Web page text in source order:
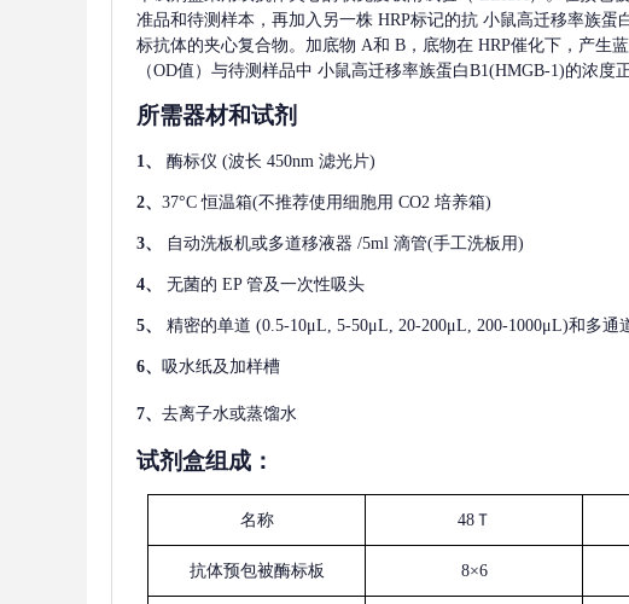
准品和待测样本，再加入另一株 HRP标记的抗 小鼠高迁移率族蛋
标抗体的夹心复合物。加底物 A和 B，底物在 HRP催化下，产生
（OD值）与待测样品中 小鼠高迁移率族蛋白B1(HMGB-1)的浓度
所需器材和试剂
1、 酶标仪 (波长 450nm 滤光片)
2、 37°C 恒温箱(不推荐使用细胞用 CO2 培养箱)
3、 自动洗板机或多道移液器 /5ml 滴管(手工洗板用)
4、 无菌的 EP 管及一次性吸头
5、 精密的单道 (0.5-10μL, 5-50μL, 20-200μL, 200-1000μL)和多通
6、 吸水纸及加样槽
7、 去离子水或蒸馏水
试剂盒组成：
名称 48Ｔ
抗体预包被酶标板 8×6